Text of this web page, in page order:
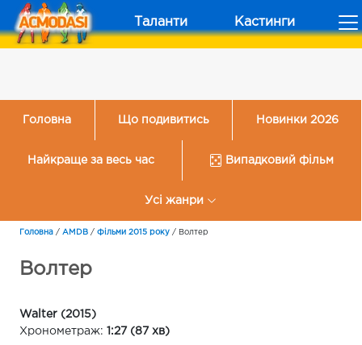
Таланти Кастинги
Головна Що подивитись Новинки 2026
Найкраще за весь час Випадковий фільм
Усі жанри
Головна / AMDB / Фільми 2015 року / Волтер
Волтер
Walter (2015)
Хронометраж: 1:27 (87 хв)